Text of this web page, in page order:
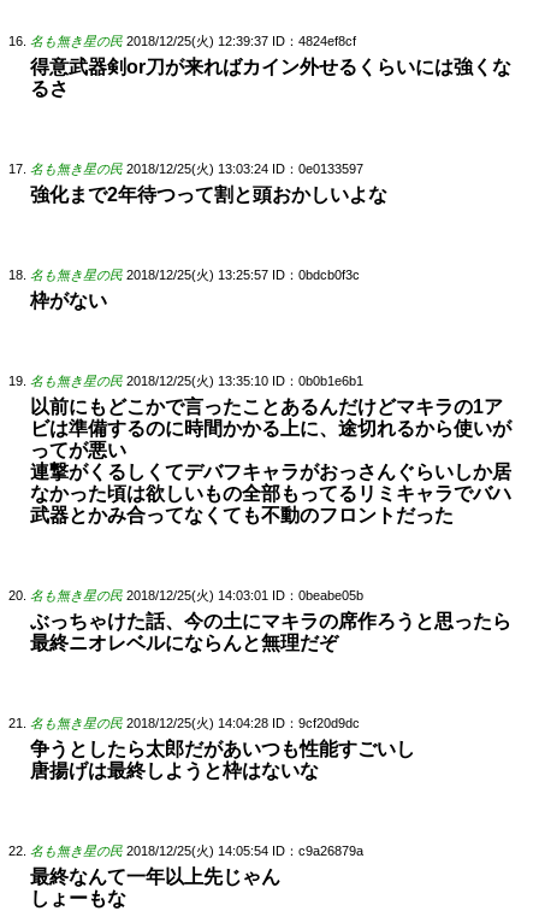
名も無き星の民 2018/12/25(火) 12:39:37 ID：4824ef8cf
得意武器剣or刀が来ればカイン外せるくらいには強くな
るさ
名も無き星の民 2018/12/25(火) 13:03:24 ID：0e0133597
強化まで2年待つって割と頭おかしいよな
名も無き星の民 2018/12/25(火) 13:25:57 ID：0bdcb0f3c
枠がない
名も無き星の民 2018/12/25(火) 13:35:10 ID：0b0b1e6b1
以前にもどこかで言ったことあるんだけどマキラの1ア
ビは準備するのに時間かかる上に、途切れるから使いが
ってが悪い
連撃がくるしくてデバフキャラがおっさんぐらいしか居
なかった頃は欲しいもの全部もってるリミキャラでバハ
武器とかみ合ってなくても不動のフロントだった
名も無き星の民 2018/12/25(火) 14:03:01 ID：0beabe05b
ぶっちゃけた話、今の土にマキラの席作ろうと思ったら
最終ニオレベルにならんと無理だぞ
名も無き星の民 2018/12/25(火) 14:04:28 ID：9cf20d9dc
争うとしたら太郎だがあいつも性能すごいし
唐揚げは最終しようと枠はないな
名も無き星の民 2018/12/25(火) 14:05:54 ID：c9a26879a
最終なんて一年以上先じゃん
しょーもな